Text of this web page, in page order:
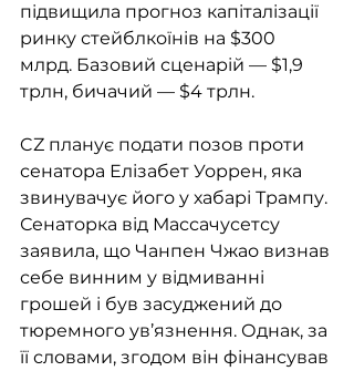
підвищила прогноз капіталізації
ринку стейблкоїнів на $300
млрд. Базовий сценарій — $1,9
трлн, бичачий — $4 трлн.
CZ планує подати позов проти
сенатора Елізабет Уоррен, яка
звинувачує його у хабарі Трампу.
Сенаторка від Массачусетсу
заявила, що Чанпен Чжао визнав
себе винним у відмиванні
грошей і був засуджений до
тюремного ув’язнення. Однак, за
її словами, згодом він фінансував